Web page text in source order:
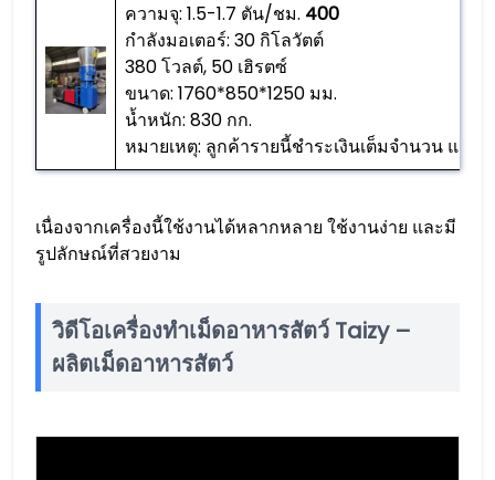
ความจุ: 1.5-1.7 ตัน/ชม. 400
กำลังมอเตอร์: 30 กิโลวัตต์
380 โวลต์, 50 เฮิรตซ์
ขนาด: 1760*850*1250 มม.
น้ำหนัก: 830 กก.
หมายเหตุ: ลูกค้ารายนี้ชำระเงินเต็มจำนวน และ
เนื่องจากเครื่องนี้ใช้งานได้หลากหลาย ใช้งานง่าย และมี
รูปลักษณ์ที่สวยงาม
วิดีโอเครื่องทำเม็ดอาหารสัตว์ Taizy –
ผลิตเม็ดอาหารสัตว์